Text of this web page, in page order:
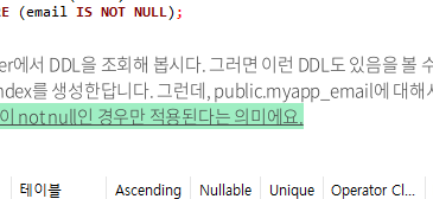
서 DDL을 조회해 봅시다. 그러면 이런 DDL도 있음을 볼
를 생성한답니다. 그런데, public.myapp_email에 대해
not null인 경우만 적용된다는 의미에요.